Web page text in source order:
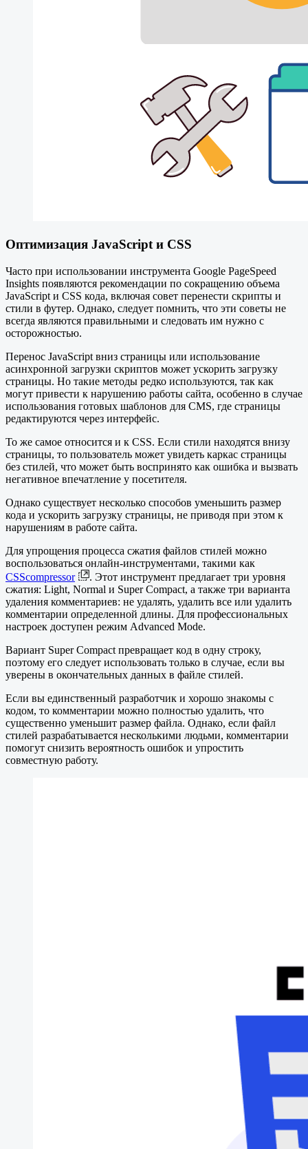
Оптимизация JavaScript и CSS
Часто при использовании инструмента Google PageSpeed
Insights появляются рекомендации по сокращению объема
JavaScript и CSS кода, включая совет перенести скрипты и
стили в футер. Однако, следует помнить, что эти советы не
всегда являются правильными и следовать им нужно с
осторожностью.
Перенос JavaScript вниз страницы или использование
асинхронной загрузки скриптов может ускорить загрузку
страницы. Но такие методы редко используются, так как
могут привести к нарушению работы сайта, особенно в случае
использования готовых шаблонов для CMS, где страницы
редактируются через интерфейс.
То же самое относится и к CSS. Если стили находятся внизу
страницы, то пользователь может увидеть каркас страницы
без стилей, что может быть воспринято как ошибка и вызвать
негативное впечатление у посетителя.
Однако существует несколько способов уменьшить размер
кода и ускорить загрузку страницы, не приводя при этом к
нарушениям в работе сайта.
Для упрощения процесса сжатия файлов стилей можно
воспользоваться онлайн-инструментами, такими как
CSScompressor
. Этот инструмент предлагает три уровня
сжатия: Light, Normal и Super Compact, а также три варианта
удаления комментариев: не удалять, удалить все или удалить
комментарии определенной длины. Для профессиональных
настроек доступен режим Advanced Mode.
Вариант Super Compact превращает код в одну строку,
поэтому его следует использовать только в случае, если вы
уверены в окончательных данных в файле стилей.
Если вы единственный разработчик и хорошо знакомы с
кодом, то комментарии можно полностью удалить, что
существенно уменьшит размер файла. Однако, если файл
стилей разрабатывается несколькими людьми, комментарии
помогут снизить вероятность ошибок и упростить
совместную работу.